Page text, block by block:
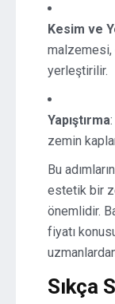
Kesim ve
yerleştirilir.
Yapıştırma
zemin
Bu
estetik bir
önemlidir.
fiyatı
Sıkça